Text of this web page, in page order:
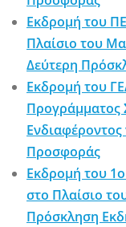
Εκδρομή του
Πλαίσιο του
Δεύτερη
Εκδρομή του
Προγράμματος
Προσφοράς
Εκδρομή του
στο Πλαίσιο
Πρόσκληση